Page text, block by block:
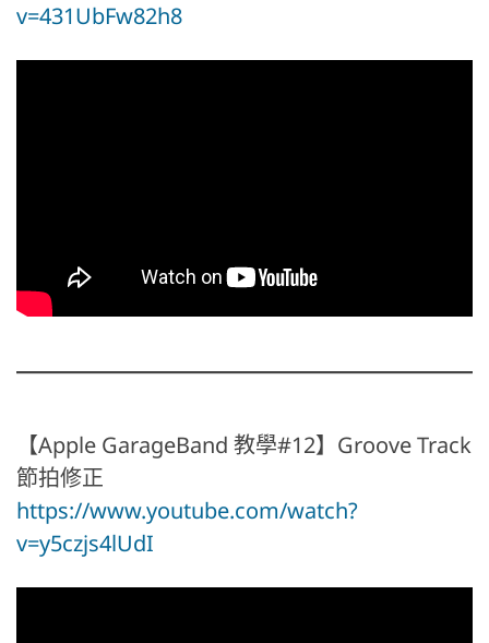
v=431UbFw82h8
【Apple GarageBand 教學#12】Groove Track
節拍修正
https://www.youtube.com/watch?
v=y5czjs4lUdI